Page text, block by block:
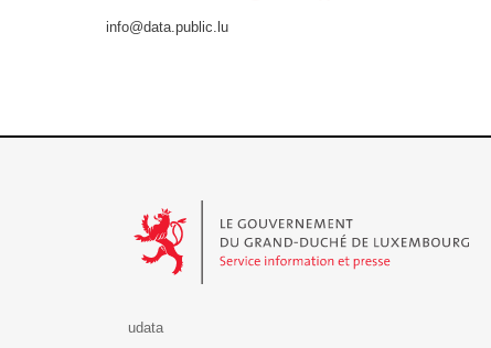
info@data.public.lu
udata